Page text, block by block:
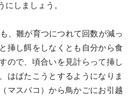
しましょう。
、雛が育つにつれて回数が減っ
挿し餌をしなくとも自分から食
ので、頃合いを見計らって挿し
はばたこうとするようになりま
マスバコ）から鳥かごにお引越